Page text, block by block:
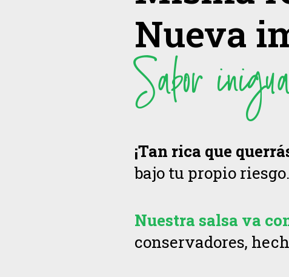
Nueva
Sabor
¡Tan rica que
bajo tu propio
Nuestra salsa va
conservadores,